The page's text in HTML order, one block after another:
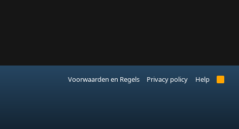
Voorwaarden en Regels Privacy policy Help
R